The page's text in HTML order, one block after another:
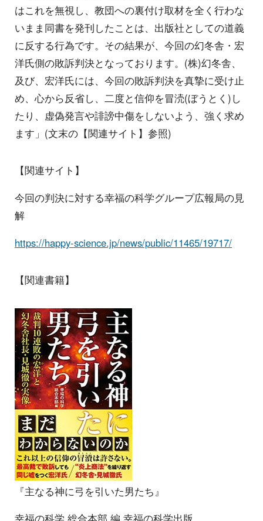
はこれを無視し、教団への裏付け取材を全く行わな
いまま同書を発刊したことは、出版社としての道義
に反する行為です。その結果が、今回の幻冬舎・宏
洋氏側の敗訴判決となっております。(株)幻冬舎、
及び、宏洋氏には、今回の敗訴判決を真摯に受け止
め、心から反省し、二度と信仰を冒涜(ぼうとく)し
たり、虚偽発言や誹謗中傷をしないよう、強く求め
ます」(文末の【関連サイト】参照)
【関連サイト】
今回の判決に対する幸福の科学グループ広報局の見
解
https://happy-science.jp/news/public/11465/19717/
【関連書籍】
『主なる神に弓を引いた男たち』